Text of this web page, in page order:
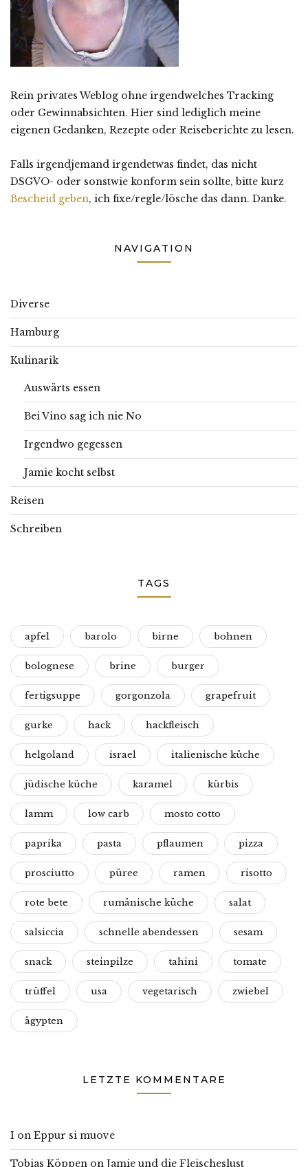
Rein privates Weblog ohne irgendwelches Tracking
oder Gewinnabsichten. Hier sind lediglich meine
eigenen Gedanken, Rezepte oder Reiseberichte zu lesen.
Falls irgendjemand irgendetwas findet, das nicht
DSGVO- oder sonstwie konform sein sollte, bitte kurz
Bescheid geben, ich fixe/regle/lösche das dann. Danke.
NAVIGATION
Diverse
Hamburg
Kulinarik
Auswärts essen
Bei Vino sag ich nie No
Irgendwo gegessen
Jamie kocht selbst
Reisen
Schreiben
TAGS
apfel barolo birne bohnen
bolognese brine burger
fertigsuppe gorgonzola grapefruit
gurke hack hackfleisch
helgoland israel italienische küche
jüdische küche karamel kürbis
lamm low carb mosto cotto
paprika pasta pflaumen pizza
prosciutto püree ramen risotto
rote bete rumänische küche salat
salsiccia schnelle abendessen sesam
snack steinpilze tahini tomate
trüffel usa vegetarisch zwiebel
ägypten
LETZTE KOMMENTARE
I on Eppur si muove
Tobias Köppen on Jamie und die Fleischeslust